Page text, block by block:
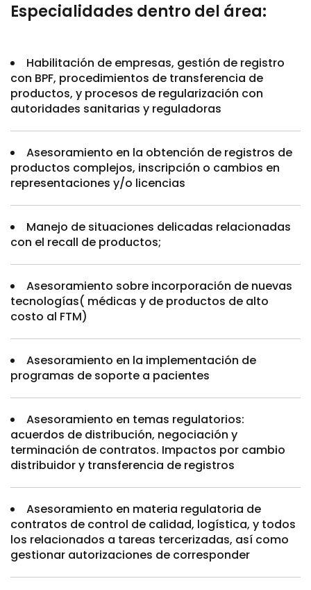
Especialidades dentro del área:
Habilitación de empresas, gestión de registro
con BPF, procedimientos de transferencia de
productos, y procesos de regularización con
autoridades sanitarias y reguladoras
Asesoramiento en la obtención de registros de
productos complejos, inscripción o cambios en
representaciones y/o licencias
Manejo de situaciones delicadas relacionadas
con el recall de productos;
Asesoramiento sobre incorporación de nuevas
tecnologías( médicas y de productos de alto
costo al FTM)
Asesoramiento en la implementación de
programas de soporte a pacientes
Asesoramiento en temas regulatorios:
acuerdos de distribución, negociación y
terminación de contratos. Impactos por cambio
distribuidor y transferencia de registros
Asesoramiento en materia regulatoria de
contratos de control de calidad, logística, y todos
los relacionados a tareas tercerizadas, así como
gestionar autorizaciones de corresponder